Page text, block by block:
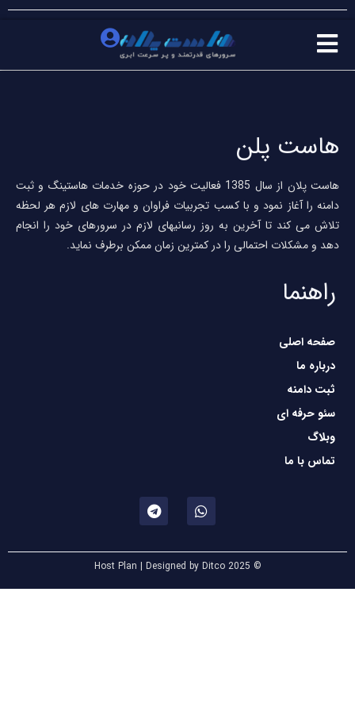
هاست پلن
هاست پلان از سال 1385 فعالیت خود در حوزه خدمات هاستینگ و ثبت
دامنه را آغاز نمود و با کسب تجربیات فراوان و مهارت های لازم هر لحظه
تلاش می کند تا آخرین به روز رسانیهای لازم در سرورهای خود را انجام
دهد و مشکلات احتمالی را در کمترین زمان ممکن برطرف نماید.
راهنما
صفحه اصلی
درباره ما
ثبت دامنه
سئو حرفه ای
وبلاگ
تماس با ما
© 2025 Host Plan | Designed by Ditco